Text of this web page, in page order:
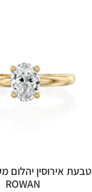
טבעת אירוסין יהלום
ROWAN